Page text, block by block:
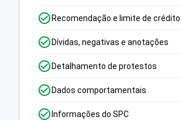
Recomendação e limite de crédito
Dívidas, negativas e anotações
Detalhamento de protestos
Dados comportamentais
Informações do SPC